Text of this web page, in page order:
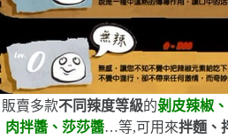
販賣多款不同辣度等級的剝皮辣椒
肉拌醬、莎莎醬…等,可用來拌麵、